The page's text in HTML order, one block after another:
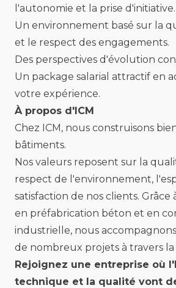
l'autonomie et la prise d'initiative.
Un environnement basé sur la
et le respect des engagements.
Des perspectives d'évolution
Un package salarial attractif en
votre expérience.
À propos d'ICM
Chez ICM, nous construisons
bâtiments.
Nos valeurs reposent sur la
respect de l'environnement,
satisfaction de nos clients.
en préfabrication béton et en
industrielle, nous
de nombreux projets à travers
Rejoignez une entreprise où
technique et la qualité vont